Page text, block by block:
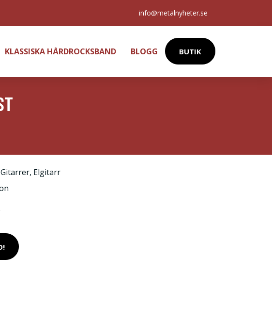
info@metalnyheter.se
KLASSISKA HÅRDROCKSBAND BLOGG BUTIK
Gitarrer, Elgitarr